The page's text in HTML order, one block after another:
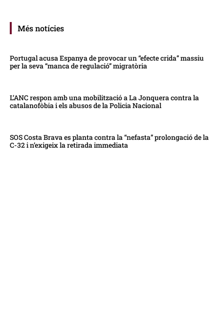
Més notícies
Portugal acusa Espanya de provocar un “efecte crida” massiu
per la seva “manca de regulació” migratòria
L’ANC respon amb una mobilització a La Jonquera contra la
catalanofòbia i els abusos de la Policia Nacional
SOS Costa Brava es planta contra la “nefasta” prolongació de la
C-32 i n’exigeix la retirada immediata